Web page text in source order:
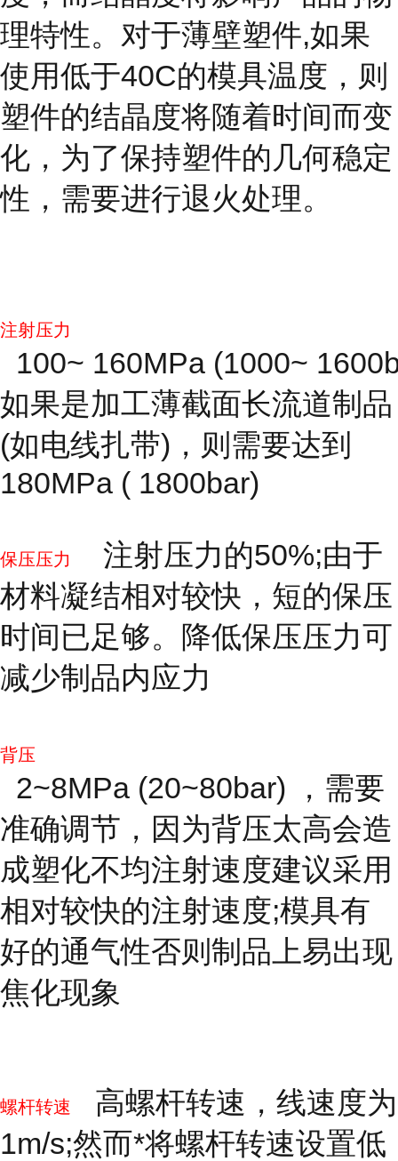
理特性。对于薄壁塑件,如果
使用低于40C的模具温度，则
塑件的结晶度将随着时间而变
化，为了保持塑件的几何稳定
性，需要进行退火处理。
注射压力
100~ 160MPa (1000~
如果是加工薄截面长流道制品
(如电线扎带)，则需要达到
180MPa ( 1800bar)
保压压力
注射压力的50%;由于
材料凝结相对较快，短的保压
时间已足够。降低保压压力可
减少制品内应力
背压
2~8MPa (20~80bar) ，需要
准确调节，因为背压太高会造
成塑化不均注射速度建议采用
相对较快的注射速度;模具有
好的通气性否则制品上易出现
焦化现象
螺杆转速
高螺杆转速，线速度为
1m/s;然而*将螺杆转速设置低